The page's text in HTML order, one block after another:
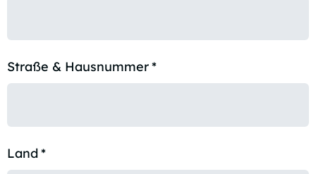
Straße & Hausnummer*
Land*